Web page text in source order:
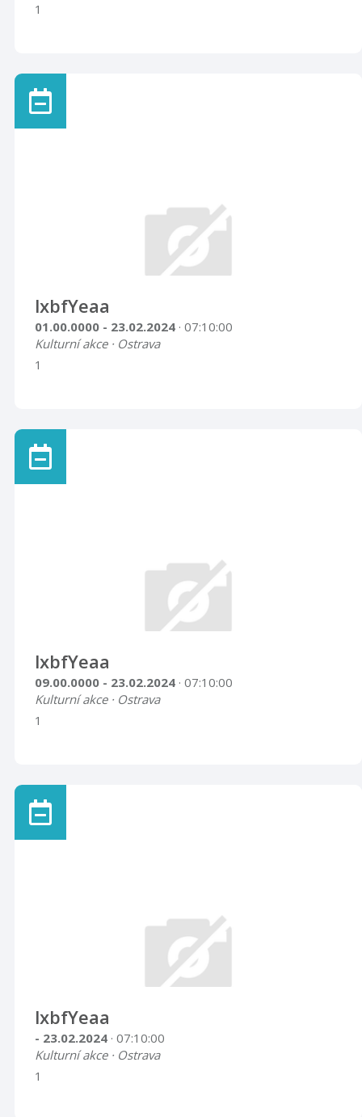
1
lxbfYeaa
01.00.0000 - 23.02.2024 · 07:10:00
Kulturní akce · Ostrava
1
lxbfYeaa
09.00.0000 - 23.02.2024 · 07:10:00
Kulturní akce · Ostrava
1
lxbfYeaa
- 23.02.2024 · 07:10:00
Kulturní akce · Ostrava
1